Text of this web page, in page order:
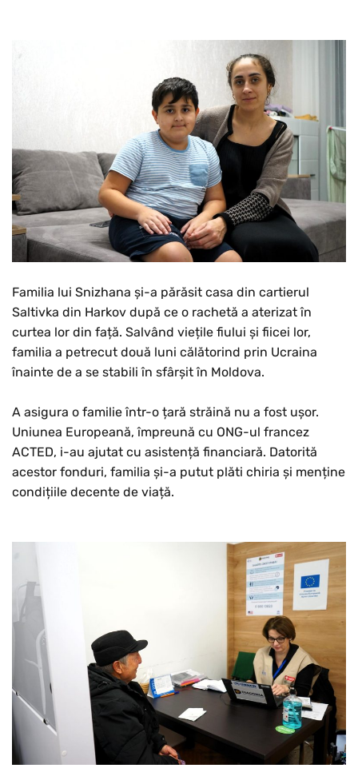
Familia lui Snizhana și-a părăsit casa din cartierul
Saltivka din Harkov după ce o rachetă a aterizat în
curtea lor din față. Salvând viețile fiului și fiicei lor,
familia a petrecut două luni călătorind prin Ucraina
înainte de a se stabili în sfârșit în Moldova.
A asigura o familie într-o țară străină nu a fost ușor.
Uniunea Europeană, împreună cu ONG-ul francez
ACTED, i-au ajutat cu asistență financiară. Datorită
acestor fonduri, familia și-a putut plăti chiria și menține
condițiile decente de viață.